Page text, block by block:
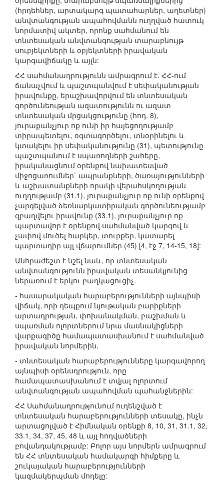
(հրդեհներ, արտակարգ պատահարներ, աղետներ)
անվտանգության ապահովմանն ուղղված հատուկ
նորմատիվ ակտեր, որոնք սահմանում են
տնտեսական անվտանգության տարաբնույթ
սուբյեկտների և օբյեկտների իրավական
կարգավիճակը և այլն:
ՀՀ սահմանադրությունն ամրագրում է. ՀՀ-ում
ճանաչվում և պաշտպանվում է սեփականության
իրավունքը, երաշխավորվում են տնտեսական
գործունեության ազատությունն ու ազատ
տնտեսական մրցակցությունը (հոդ. 8),
յուրաքանչյուր ոք ունի իր հայեցողությամբ
տիրապետելու, օգտագործելու, տնօրինելու և
կտակելու իր սեփականությունը (31), պետությունը
պաշտպանում է սպառողների շահերը,
իրականացնում օրենքով նախատեսված
միջոցառումներ` ապրանքների, ծառայությունների
և աշխատանքների որակի վերահսկողության
ուղղությամբ (31.1), յուրաքանչյուր ոք ունի օրենքով
չարգելված ձեռնարկատիրական գործունեությամբ
զբաղվելու իրավունք (33.1), յուրաքանչյուր ոք
պարտավոր է օրենքով սահմանված կարգով և
չափով մուծել հարկեր, տուրքեր, կատարել
պարտադիր այլ վճարումներ (45) [4, էջ 7, 14-15, 18]:
Անհրաժեշտ է նշել նաև, որ տնտեսական
անվտանգությունն իրավական տեսանկյունից
ներառում է երկու բաղկացուցիչ.
- հասարակական հարաբերությունների այնպիսի
վիճակ, որի դեպքում նյութական բարիքների
արտադրության, փոխանակման, բաշխման և
սպառման ոլորտներում նրա մասնակիցների
վարքագիծը համապատասխանում է սահմանված
իրավական նորմերին,
- տնտեսական հարաբերությունները կարգավորող
այնպիսի օրենսդրություն, որը
համապատասխանում է տվյալ ոլորտում
անվտանգության ապահովման պահանջներին:
ՀՀ Սահմանադրությունում ուղենշված է
տնտեսական հարաբերությունների տեսակը, ինչն
արտացոլված է Հիմնական օրենքի 8, 10, 31, 31.1, 32,
33.1, 34, 37, 45, 48 և այլ հոդվածների
բովանդակությամբ: Բոլոր այս նորմերն ամրագրում
են ՀՀ տնտեսական համակարգի հիմքերը և
շուկայական հարաբերությունների
կազմակերպման մոդելը: